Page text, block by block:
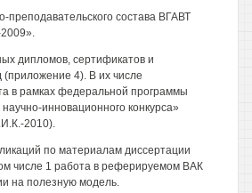
состава ВГАВТ
дипломов, сертификатов и
(приложение 4). В их числе
в рамках федеральной программы
инновационного конкурса»
2010).
по материалам диссертации
числе 1 работа в реферируемом ВАК
на полезную модель.